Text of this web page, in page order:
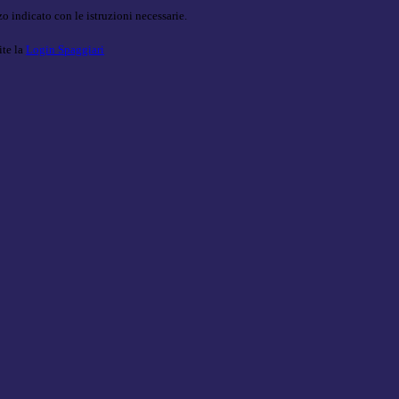
indicato con le istruzioni necessarie.
la Login Spaggiari